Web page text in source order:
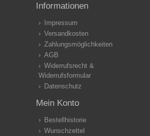
Informationen
Impressum
Versandkosten
Zahlungsmöglichkeiten
AGB
Widerrufsrecht &
Widerrufsformular
Datenschutz
Mein Konto
Bestellhistorie
Wunschzettel